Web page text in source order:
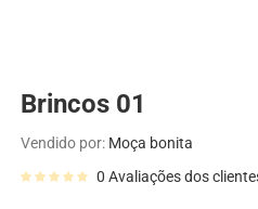
Brincos 01
Vendido por: Moça bonita
0 Avaliações dos